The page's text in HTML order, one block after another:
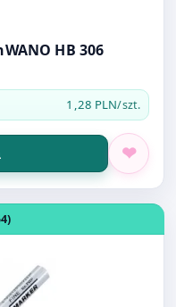
OŁÓWEK STABILO SchWANO HB 306
1,28 PLN/szt.
SNOWMAN ŚREDNI